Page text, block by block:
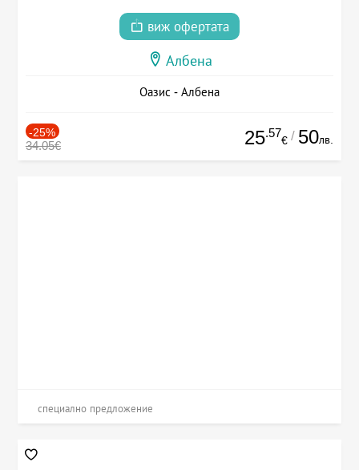
виж офертата
Албена
Оазис - Албена
-25%
34.05€ 25.57
€ / 50лв.
специално предложение